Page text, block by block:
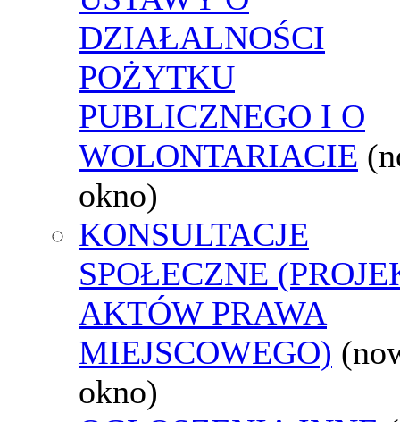
DZIAŁALNOŚCI
POŻYTKU
PUBLICZNEGO I O
WOLONTARIACIE
okno)
KONSULTACJE
SPOŁECZNE
AKTÓW PRAWA
MIEJSCOWEGO)
okno)